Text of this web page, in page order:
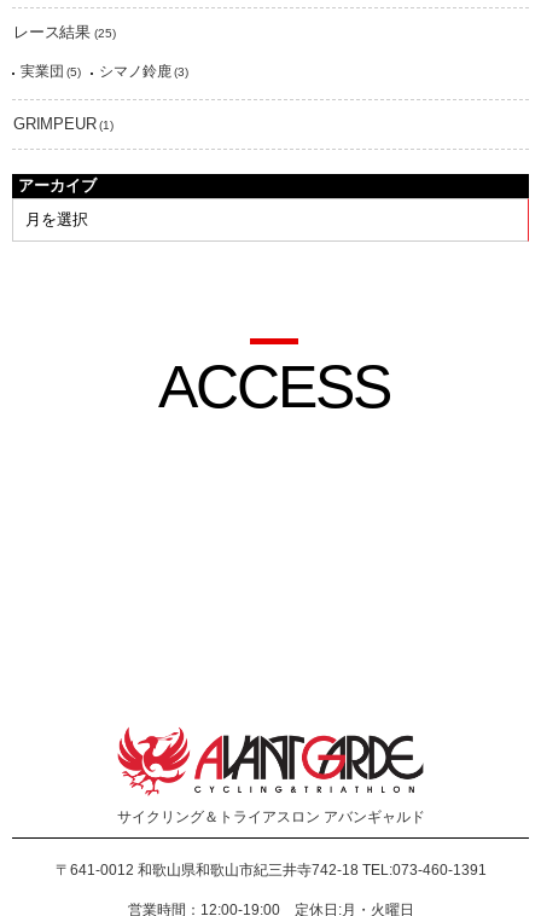
レース結果 (25)
実業団 (5) シマノ鈴鹿 (3)
GRIMPEUR(1)
アーカイブ
ACCESS
サイクリング＆トライアスロン アバンギャルド
〒641-0012 和歌山県和歌山市紀三井寺742-18 TEL:073-460-1391
営業時間：12:00-19:00 定休日:月・火曜日